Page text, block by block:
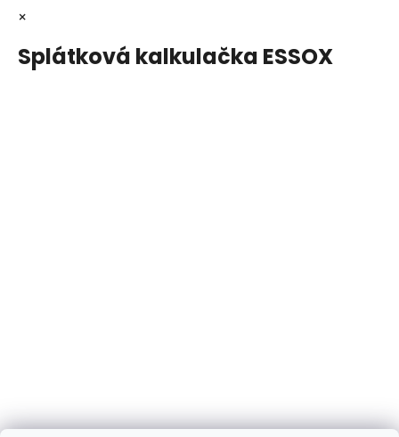
×
Splátková kalkulačka ESSOX